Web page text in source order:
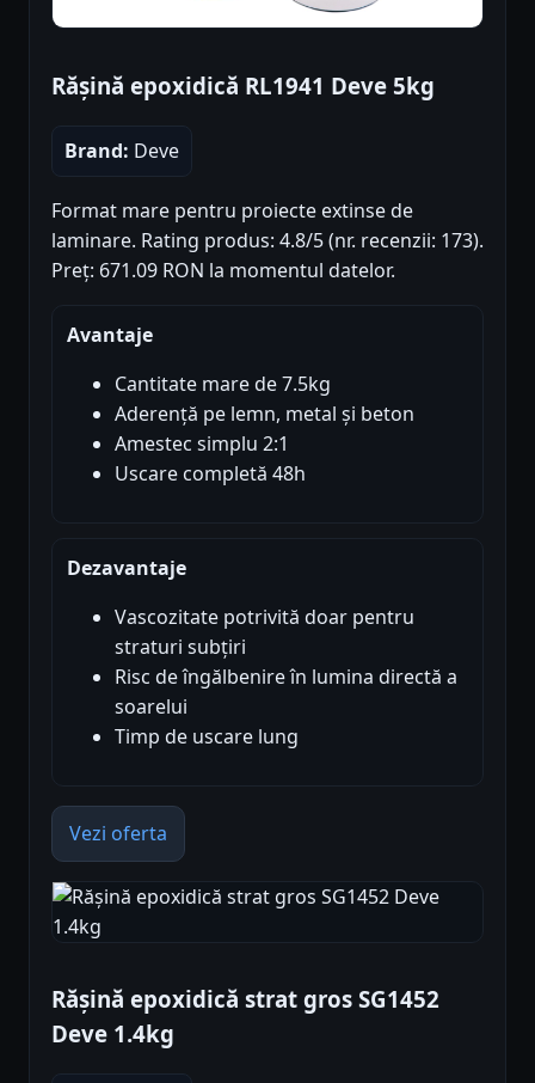
Rășină epoxidică RL1941 Deve 5kg
Brand: Deve
Format mare pentru proiecte extinse de
laminare. Rating produs: 4.8/5 (nr. recenzii: 173).
Preț: 671.09 RON la momentul datelor.
Avantaje
Cantitate mare de 7.5kg
Aderență pe lemn, metal și beton
Amestec simplu 2:1
Uscare completă 48h
Dezavantaje
Vascozitate potrivită doar pentru
straturi subțiri
Risc de îngălbenire în lumina directă a
soarelui
Timp de uscare lung
Vezi oferta
Rășină epoxidică strat gros SG1452
Deve 1.4kg